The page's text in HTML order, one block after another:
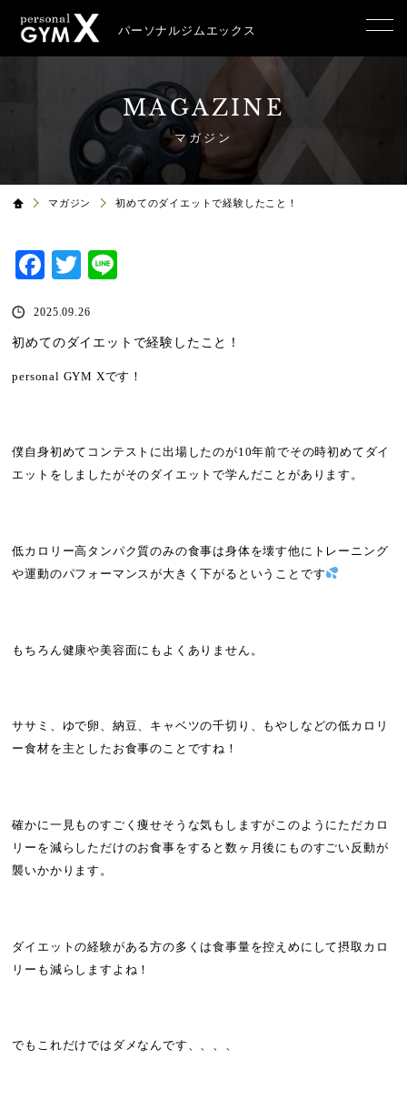
パーソナルジムエックス
MAGAZINE
マガジン
マガジン 初めてのダイエットで経験したこと！
Facebook
Twitter
2025.09.26
初めてのダイエットで経験したこと！
personal GYM Xです！
僕自身初めてコンテストに出場したのが10年前でその時初めてダイ
エットをしましたがそのダイエットで学んだことがあります。
低カロリー高タンパク質のみの食事は身体を壊す他にトレーニング
や運動のパフォーマンスが大きく下がるということです
もちろん健康や美容面にもよくありません。
ササミ、ゆで卵、納豆、キャベツの千切り、もやしなどの低カロリ
ー食材を主としたお食事のことですね！
確かに一見ものすごく痩せそうな気もしますがこのようにただカロ
リーを減らしただけのお食事をすると数ヶ月後にものすごい反動が
襲いかかります。
ダイエットの経験がある方の多くは食事量を控えめにして摂取カロ
リーも減らしますよね！
でもこれだけではダメなんです、、、、